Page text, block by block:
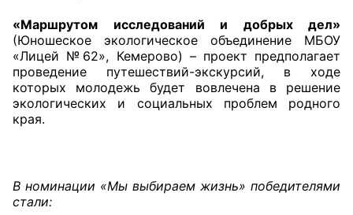
«Маршрутом исследований и добрых дел»
(Юношеское экологическое объединение МБОУ
«Лицей №62», Кемерово) – проект предполагает
проведение путешествий-экскурсий, в ходе
которых молодежь будет вовлечена в решение
экологических и социальных проблем родного
края.
В номинации «Мы выбираем жизнь» победителями
стали: